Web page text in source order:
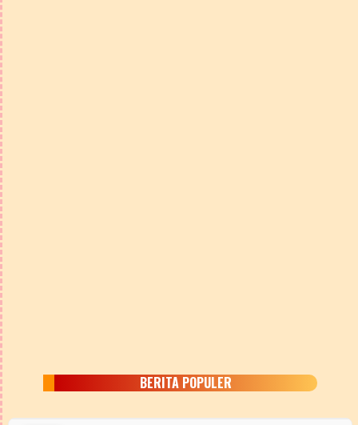
BERITA POPULER